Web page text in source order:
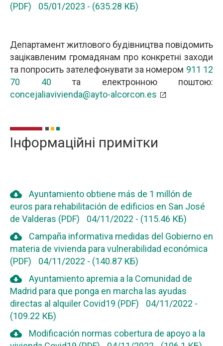
(PDF)
05/01/2023 - (635.28 КБ)
Департамент житлового будівництва повідомить
зацікавленим громадянам про конкретні заходи
та попросить зателефонувати за номером 911 12
70 40 та електронною поштою:
concejaliavivienda@ayto-alcorcon.es
Інформаційні примітки
cloud_download
Ayuntamiento obtiene más de 1 millón de
euros para rehabilitación de edificios en San José
de Valderas (PDF)
04/11/2022 - (115.46 КБ)
cloud_download
Campaña informativa medidas del Gobierno en
materia de vivienda para vulnerabilidad económica
(PDF)
04/11/2022 - (140.87 КБ)
cloud_download
Ayuntamiento apremia a la Comunidad de
Madrid para que ponga en marcha las ayudas
directas al alquiler Covid19 (PDF)
04/11/2022 -
(109.22 КБ)
cloud_download
Modificación normas cobertura de apoyo a la